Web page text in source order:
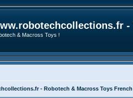
-
& Macross Toys !
- Robotech & Macross Toys